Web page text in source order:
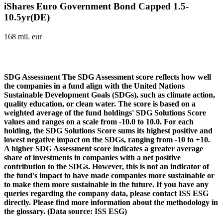
iShares Euro Government Bond Capped 1.5-
10.5yr(DE)
168 mil. eur
SDG Assessment The SDG Assessment score reflects how well
the companies in a fund align with the United Nations
Sustainable Development Goals (SDGs), such as climate action,
quality education, or clean water. The score is based on a
weighted average of the fund holdings' SDG Solutions Score
values and ranges on a scale from -10.0 to 10.0. For each
holding, the SDG Solutions Score sums its highest positive and
lowest negative impact on the SDGs, ranging from -10 to +10.
A higher SDG Assessment score indicates a greater average
share of investments in companies with a net positive
contribution to the SDGs. However, this is not an indicator of
the fund's impact to have made companies more sustainable or
to make them more sustainable in the future. If you have any
queries regarding the company data, please contact ISS ESG
directly. Please find more information about the methodology in
the glossary. (Data source: ISS ESG)